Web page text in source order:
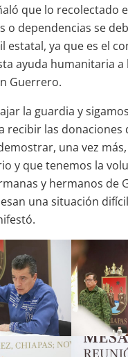
que lo recolectado
o dependencias se
estatal, ya que es el
ayuda humanitaria a
Guerrero.
la guardia y
recibir las donaciones
una vez
y que tenemos la
y hermanos de
una situación